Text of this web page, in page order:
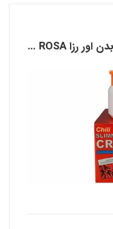
کرم چربی سوز و سفت کننده بدن اور رزا EVER ROSA